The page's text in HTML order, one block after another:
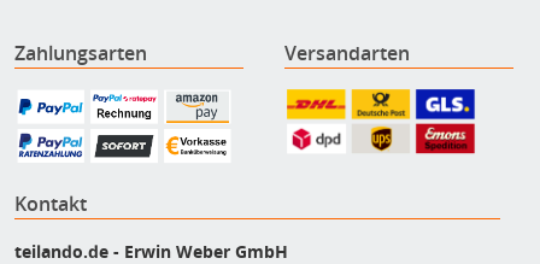
Zahlungsarten Versandarten
Kontakt
teilando.de - Erwin Weber GmbH